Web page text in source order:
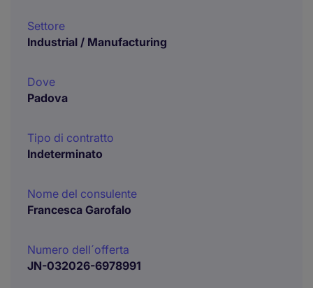
Settore
Industrial / Manufacturing
Dove
Padova
Tipo di contratto
Indeterminato
Nome del consulente
Francesca Garofalo
Numero dell´offerta
JN-032026-6978991